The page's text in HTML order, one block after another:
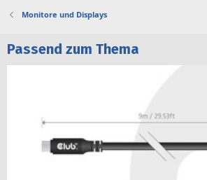
Monitore und Displays
Passend zum Thema